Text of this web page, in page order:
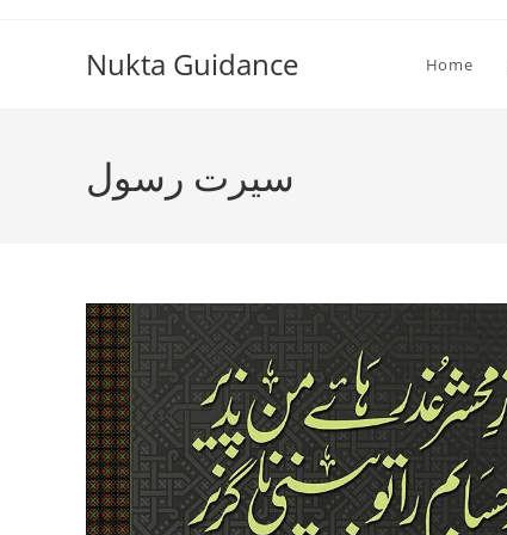
Nukta Guidance Home
سیرت رسول